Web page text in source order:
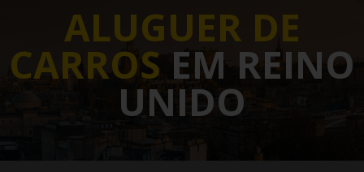
ALUGUER DE
CARROS EM REINO
UNIDO